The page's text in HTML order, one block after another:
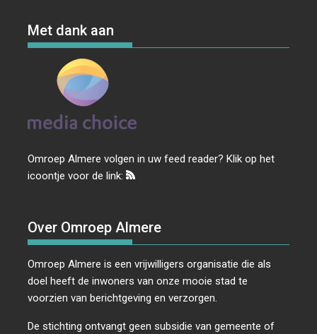
Met dank aan
Omroep Almere volgen in uw feed reader? Klik op het
icoontje voor de link:
Over Omroep Almere
Omroep Almere is een vrijwilligers organisatie die als
doel heeft de inwoners van onze mooie stad te
voorzien van berichtgeving en verzorgen.
De stichting ontvangt geen subsidie van gemeente of